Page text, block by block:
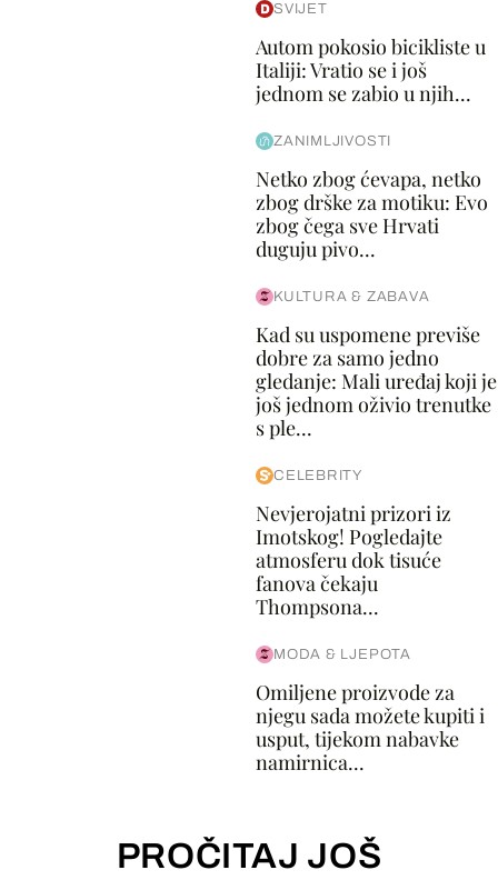
SVIJET
Autom pokosio bicikliste u
Italiji: Vratio se i još
jednom se zabio u njih...
ZANIMLJIVOSTI
Netko zbog ćevapa, netko
zbog drške za motiku: Evo
zbog čega sve Hrvati
duguju pivo...
KULTURA & ZABAVA
Kad su uspomene previše
dobre za samo jedno
gledanje: Mali uređaj koji je
još jednom oživio trenutke
s ple...
CELEBRITY
Nevjerojatni prizori iz
Imotskog! Pogledajte
atmosferu dok tisuće
fanova čekaju
Thompsona...
MODA & LJEPOTA
Omiljene proizvode za
njegu sada možete kupiti i
usput, tijekom nabavke
namirnica...
PROČITAJ JOŠ